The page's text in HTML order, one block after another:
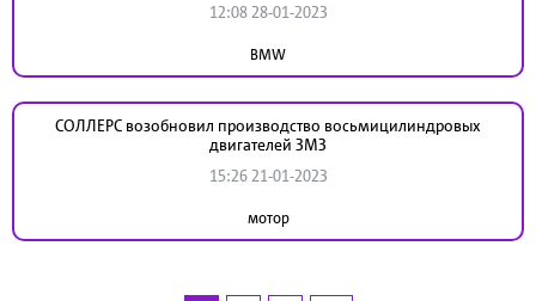
12:08 28-01-2023
BMW
СОЛЛЕРС возобновил производство восьмицилиндровых
двигателей ЗМЗ
15:26 21-01-2023
мотор